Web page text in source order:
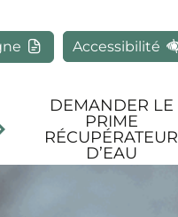
Accessibilité
DEMANDER LE
PRIME
RÉCUPÉRATEUR
D’EAU